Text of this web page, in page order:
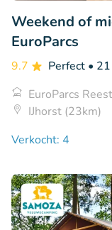
Weekend of
EuroParcs
9.7 Perfect •
EuroParcs
IJhorst (23km)
Verkocht: 4